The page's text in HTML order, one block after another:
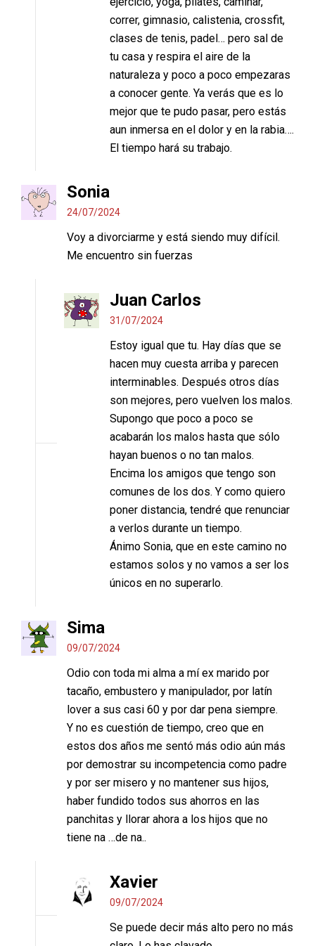
correr, gimnasio, calistenia, crossfit,
clases de tenis, padel… pero sal de
tu casa y respira el aire de la
naturaleza y poco a poco empezaras
a conocer gente. Ya verás que es lo
mejor que te pudo pasar, pero estás
aun inmersa en el dolor y en la rabia….
El tiempo hará su trabajo.
Sonia
24/07/2024
Voy a divorciarme y está siendo muy difícil.
Me encuentro sin fuerzas
Juan Carlos
31/07/2024
Estoy igual que tu. Hay días que se
hacen muy cuesta arriba y parecen
interminables. Después otros días
son mejores, pero vuelven los malos.
Supongo que poco a poco se
acabarán los malos hasta que sólo
hayan buenos o no tan malos.
Encima los amigos que tengo son
comunes de los dos. Y como quiero
poner distancia, tendré que renunciar
a verlos durante un tiempo.
Ánimo Sonia, que en este camino no
estamos solos y no vamos a ser los
únicos en no superarlo.
Sima
09/07/2024
Odio con toda mi alma a mí ex marido por
tacaño, embustero y manipulador, por latín
lover a sus casi 60 y por dar pena siempre.
Y no es cuestión de tiempo, creo que en
estos dos años me sentó más odio aún más
por demostrar su incompetencia como padre
y por ser misero y no mantener sus hijos,
haber fundido todos sus ahorros en las
panchitas y llorar ahora a los hijos que no
tiene na …de na..
Xavier
09/07/2024
Se puede decir más alto pero no más